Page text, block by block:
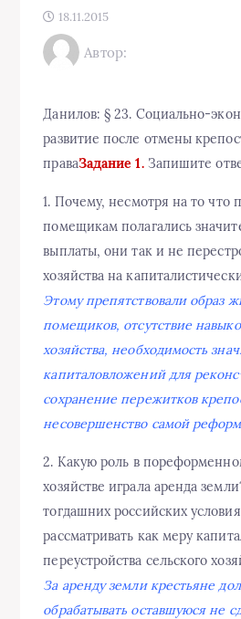
18.11.2015
Автор:
Данилов: § 23. Социально-
развитие после отмены
праваЗадание 1.Запишите
1. Почему, несмотря на то что
помещикам полагались
выплаты, они так и не
хозяйства на
Этому препятствовали образ
помещиков, отсутствие
хозяйства, необходимость
капиталовложений для
сохранение пережитков
несовершенство самой
2. Какую роль в
хозяйстве играла аренда
тогдашних российских
рассматривать как меру
переустройства сельского
За аренду земли крестьяне
обрабатывать оставшуюся не